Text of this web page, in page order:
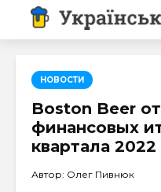
НОВОСТИ
Boston Beer
финансовых
квартала 2022
Автор: Олег Пивнюк